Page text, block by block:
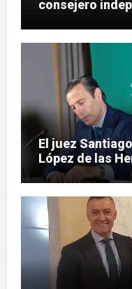
consejero
Reunidos
El juez
López de las
influencias en